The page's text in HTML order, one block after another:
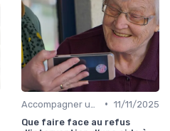
• 11/11/2025
Que faire face au refus